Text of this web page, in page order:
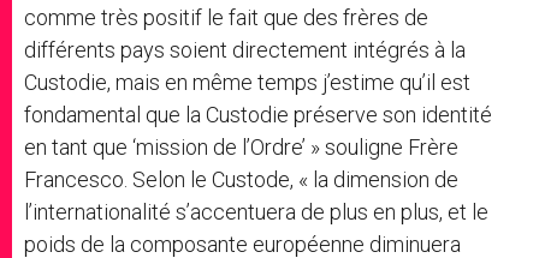
comme très positif le fait que des frères de
différents pays soient directement intégrés à la
Custodie, mais en même temps j’estime qu’il est
fondamental que la Custodie préserve son identité
en tant que ‘mission de l’Ordre’ » souligne Frère
Francesco. Selon le Custode, « la dimension de
l’internationalité s’accentuera de plus en plus, et le
poids de la composante européenne diminuera